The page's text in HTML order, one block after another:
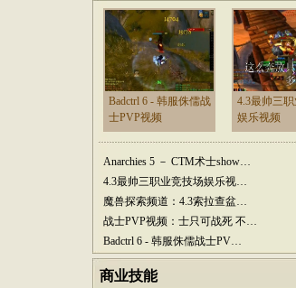
Badctrl 6 - 韩服侏儒战
士PVP视频
4.3最帅三
娱乐视频
Anarchies 5 － CTM术士show…
4.3最帅三职业竞技场娱乐视…
魔兽探索频道：4.3索拉查盆…
战士PVP视频：士只可战死 不…
Badctrl 6 - 韩服侏儒战士PV…
商业技能